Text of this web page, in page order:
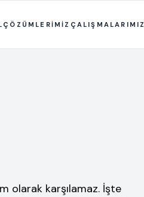
ÇÖZÜMLERİMİZ
olarak karşılamaz. İşte